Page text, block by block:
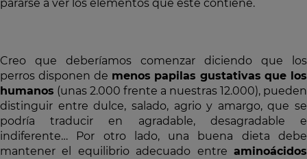
pararse a ver los elementos que éste contiene.
Creo que deberíamos comenzar diciendo que los
perros disponen de menos papilas gustativas que los
humanos (unas 2.000 frente a nuestras 12.000), pueden
distinguir entre dulce, salado, agrio y amargo, que se
podría traducir en agradable, desagradable e
indiferente… Por otro lado, una buena dieta debe
mantener el equilibrio adecuado entre aminoácidos